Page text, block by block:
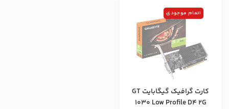
اتمام موجودی
کارت گرافیک گیگابایت GT
1030 Low Profile D4 2G